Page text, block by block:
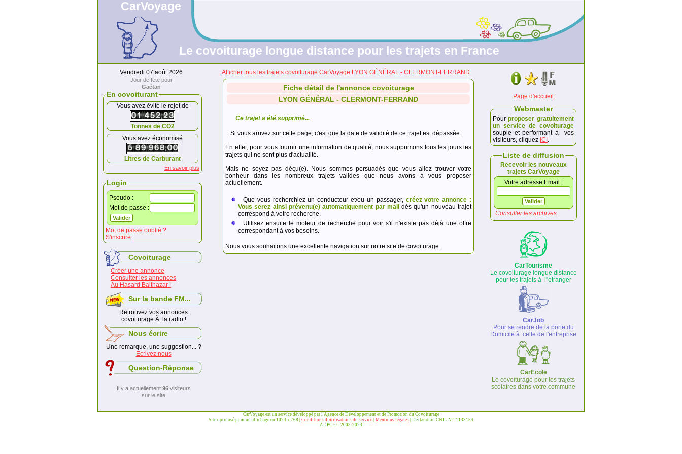
CarVoyage
Le covoiturage longue distance pour les trajets en France
Vendredi 07 août 2026
Jour de fete pour
Gaétan
En covoiturant
Vous avez évité le rejet de
Tonnes de CO2
Vous avez économisé
Litres de Carburant
En savoir plus
Login
Pseudo :
Mot de passe :
Mot de passe oublié ?
S'inscrire
Covoiturage
Créer une annonce
Consulter les annonces
Au Hasard Balthazar !
Sur la bande FM...
Retrouvez vos annonces
covoiturage Ã la radio !
Nous écrire
Une remarque, une suggestion... ?
Ecrivez nous
Question-Réponse
Il y a actuellement 96visiteurs
sur le site
Afficher tous les trajets covoiturage CarVoyage LYON GÉNÉRAL - CLERMONT-FERRAND
Fiche détail de l'annonce covoiturage
LYON GÉNÉRAL - CLERMONT-FERRAND
Ce trajet a été supprimé...
Si vous arrivez sur cette page, c'est que la date de validité de ce trajet est dépassée.
En effet, pour vous fournir une information de qualité, nous supprimons tous les jours les
trajets qui ne sont plus d'actualité.
Mais ne soyez pas déçu(e). Nous sommes persuadés que vous allez trouver votre
bonheur dans les nombreux trajets valides que nous avons à vous proposer
actuellement.
Que vous recherchiez un conducteur et/ou un passager, créez votre annonce :
Vous serez ainsi prévenu(e) automatiquement par mail dès qu'un nouveau trajet
correspond à votre recherche.
Utilisez ensuite le moteur de recherche pour voir s'il n'existe pas déjà une offre
correspondant à vos besoins.
Nous vous souhaitons une excellente navigation sur notre site de covoiturage.
Page d'accueil
Webmaster
Pour proposer gratuitement
un service de covoiturage
souple et performant à vos
visiteurs, cliquez ICI .
Liste de diffusion
Recevoir les nouveaux
trajets CarVoyage
Votre adresse Email :
Consulter les archives
CarTourisme
Le covoiturage longue distance
pour les trajets à l''etranger
CarJob
Pour se rendre de la porte du
Domicile à celle de l'entreprise
CarEcole
Le covoiturage pour les trajets
scolaires dans votre commune
CarVoyage est un service développé par l'Agence de Développement et de Promotion du Covoiturage
Site optimisé pour un affichage en 1024 x 768 | Conditions d’utilisations du service Mentions légales | Déclaration CNIL N°°1133154
ADPC © - 2003-2023